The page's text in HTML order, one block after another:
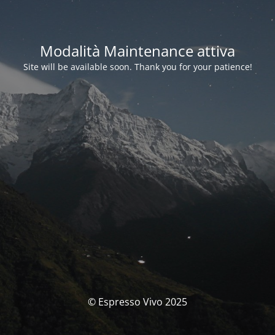
Modalità Maintenance attiva
Site will be available soon. Thank you for your patience!
© Espresso Vivo 2025